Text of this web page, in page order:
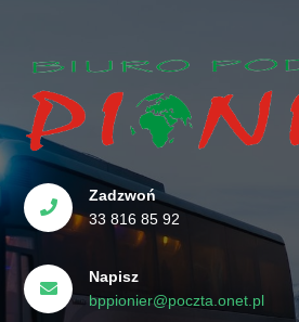
Zadzwoń
33 816 85 92
Napisz
bppionier@poczta.onet.pl